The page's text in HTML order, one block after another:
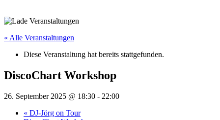
« Alle Veranstaltungen
Diese Veranstaltung hat bereits stattgefunden.
DiscoChart Workshop
26. September 2025 @ 18:30 - 22:00
« DJ-Jörg on Tour